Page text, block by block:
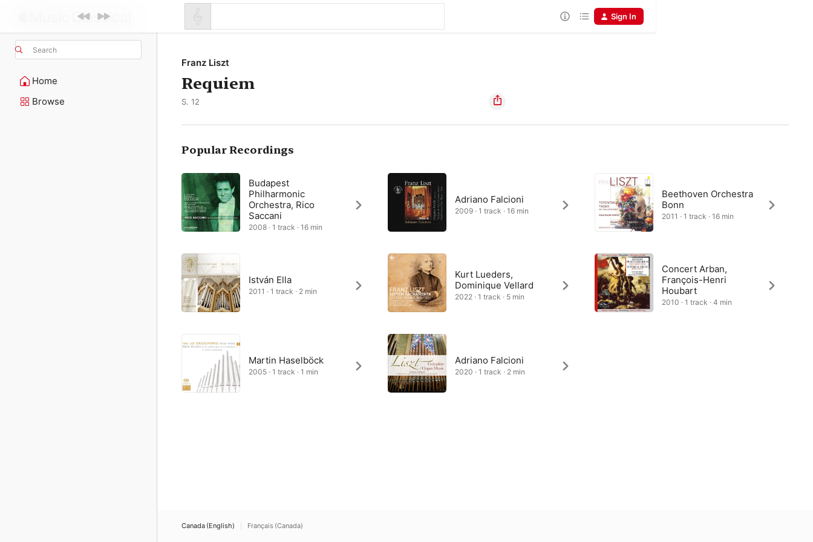
Search
Home
Browse
Sign In
Franz Liszt
Requiem
S. 12
Popular Recordings
Budapest
Philharmonic
Orchestra, Rico
Saccani
2008 · 1 track · 16 min
Adriano Falcioni
2009 · 1 track · 16 min
Beethoven Orchestra
Bonn
2011 · 1 track · 16 min
István Ella
2011 · 1 track · 2 min
Kurt Lueders,
Dominique Vellard
2022 · 1 track · 5 min
Concert Arban,
François-Henri
Houbart
2010 · 1 track · 4 min
Martin Haselböck
2005 · 1 track · 1 min
Adriano Falcioni
2020 · 1 track · 2 min
Canada (English) Français (Canada)